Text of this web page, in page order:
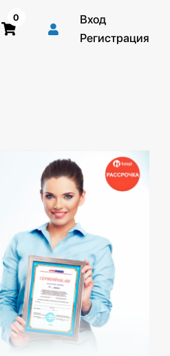
0
Вход
Регистрация